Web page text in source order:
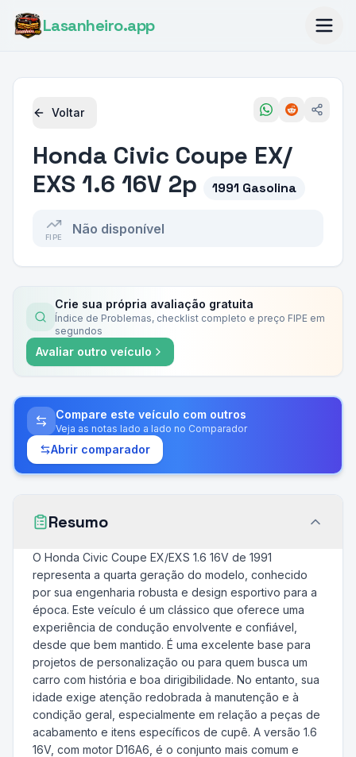
Lasanheiro.app
Voltar
Honda Civic Coupe EX/
EXS 1.6 16V 2p
1991 Gasolina
FIPE
Não disponível
Crie sua própria avaliação gratuita
Índice de Problemas, checklist completo e preço FIPE em
segundos
Avaliar outro veículo
Compare este veículo com outros
Veja as notas lado a lado no Comparador
Abrir comparador
Resumo
O Honda Civic Coupe EX/EXS 1.6 16V de 1991
representa a quarta geração do modelo, conhecido
por sua engenharia robusta e design esportivo para a
época. Este veículo é um clássico que oferece uma
experiência de condução envolvente e confiável,
desde que bem mantido. É uma excelente base para
projetos de personalização ou para quem busca um
carro com história e boa dirigibilidade. No entanto, sua
idade exige atenção redobrada à manutenção e à
condição geral, especialmente em relação a peças de
acabamento e itens específicos de cupê. A versão 1.6
16V, com motor D16A6, é o conjunto mais comum e